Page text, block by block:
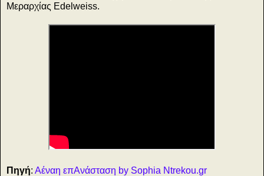
Μεραρχίας Edelweiss.
Πηγή: Αέναη επΑνάσταση by Sophia Ntrekou.gr